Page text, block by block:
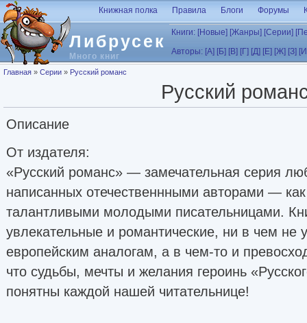
Перейти к основному содержанию
Либрусек
Много книг
Книжная полка Правила Блоги Форумы
Книги: [Новые] [Жанры] [Серии]
Авторы: [А] [Б] [В] [Г] [Д] [Е] [Ж] [З]
Вы здесь
Главная » Серии » Русский романс
Русский
Описание
От издателя:
«Русский романс» — замечательная серия
написанных отечественнными авторами —
талантливыми молодыми писательницами.
увлекательные и романтические, ни в чем не
европейским аналогам, а в чем-то и
что судьбы, мечты и желания героинь
понятны каждой нашей читательнице!